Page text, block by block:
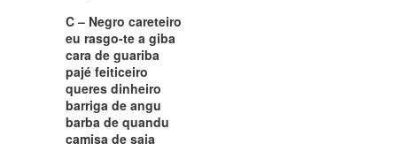
C – Negro careteiro
eu rasgo-te a giba
cara de guariba
pajé feiticeiro
queres dinheiro
barriga de angu
barba de quandu
camisa de saia